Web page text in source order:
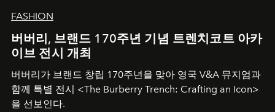
FASHION
버버리, 브랜드 170주년 기념 트렌치코트 아카
이브 전시 개최
버버리가 브랜드 창립 170주년을 맞아 영국 V&A 뮤지엄과
함께 특별 전시 <The Burberry Trench: Crafting an Icon>
을 선보인다.